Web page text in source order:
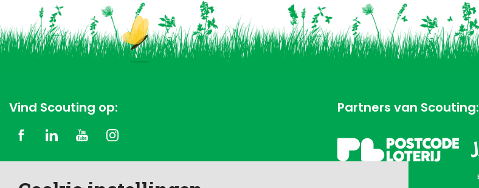
Vind Scouting op: Partners van Scouting: